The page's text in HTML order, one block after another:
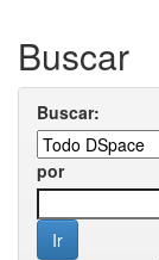
Buscar
Buscar:
por